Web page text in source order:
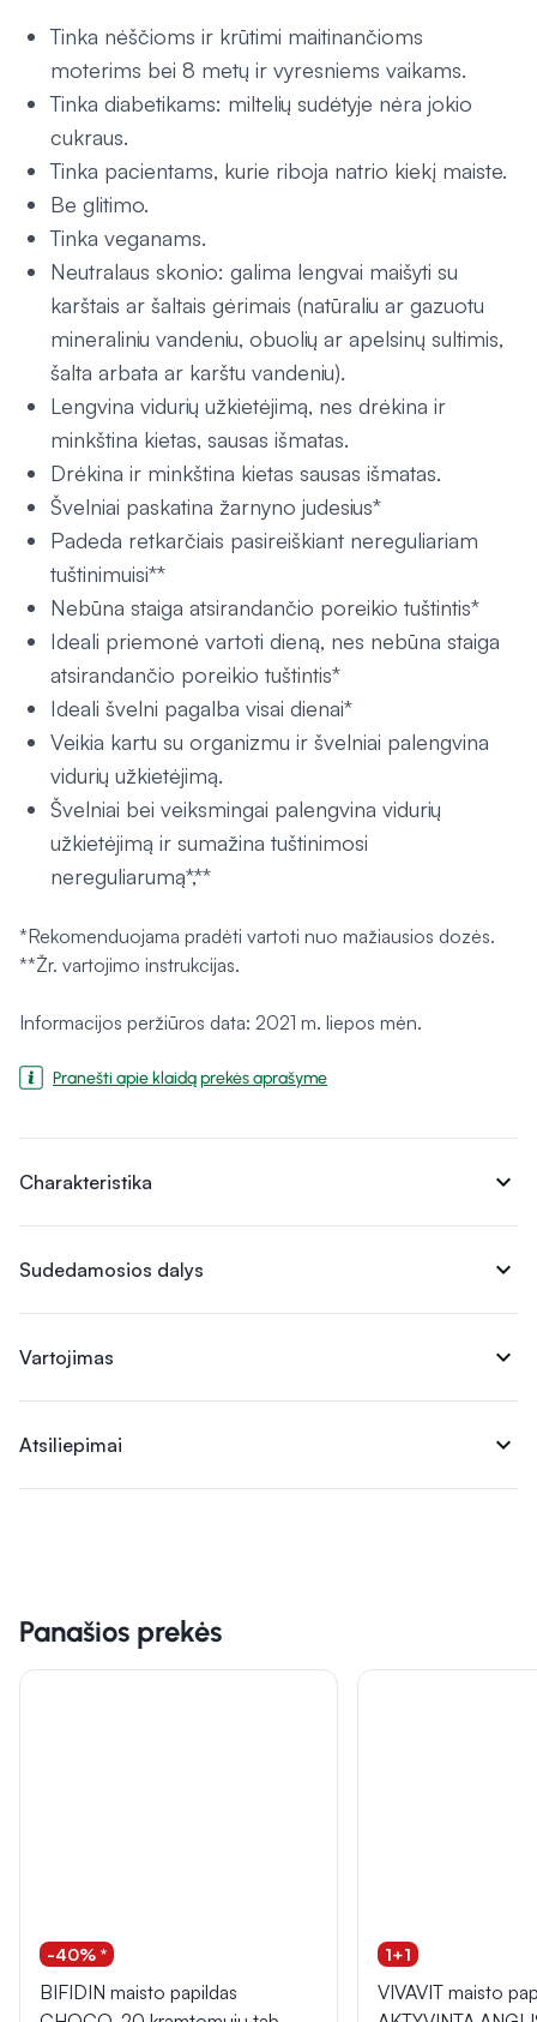
Tinka nėščioms ir krūtimi maitinančioms
moterims bei 8 metų ir vyresniems vaikams.
Tinka diabetikams: miltelių sudėtyje nėra jokio
cukraus.
Tinka pacientams, kurie riboja natrio kiekį maiste.
Be glitimo.
Tinka veganams.
Neutralaus skonio: galima lengvai maišyti su
karštais ar šaltais gėrimais (natūraliu ar gazuotu
mineraliniu vandeniu, obuolių ar apelsinų sultimis,
šalta arbata ar karštu vandeniu).
Lengvina vidurių užkietėjimą, nes drėkina ir
minkština kietas, sausas išmatas.
Drėkina ir minkština kietas sausas išmatas.
Švelniai paskatina žarnyno judesius*
Padeda retkarčiais pasireiškiant nereguliariam
tuštinimuisi**
Nebūna staiga atsirandančio poreikio tuštintis*
Ideali priemonė vartoti dieną, nes nebūna staiga
atsirandančio poreikio tuštintis*
Ideali švelni pagalba visai dienai*
Veikia kartu su organizmu ir švelniai palengvina
vidurių užkietėjimą.
Švelniai bei veiksmingai palengvina vidurių
užkietėjimą ir sumažina tuštinimosi
nereguliarumą*,**
*Rekomenduojama pradėti vartoti nuo mažiausios dozės.
**Žr. vartojimo instrukcijas.
Informacijos peržiūros data: 2021 m. liepos mėn.
Pranešti apie klaidą prekės aprašyme
Charakteristika expand_more
Sudedamosios dalys expand_more
Vartojimas expand_more
Atsiliepimai expand_more
Panašios prekės
-40% *
BIFIDIN maisto papildas
1+1
VIVAVIT maisto